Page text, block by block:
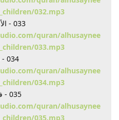
032.mp3
033 - الأحزاب
quran/alhusaynee
033.mp3
034 - سبأ
quran/alhusaynee
034.mp3
035 - فاطر
quran/alhusaynee
035.mp3